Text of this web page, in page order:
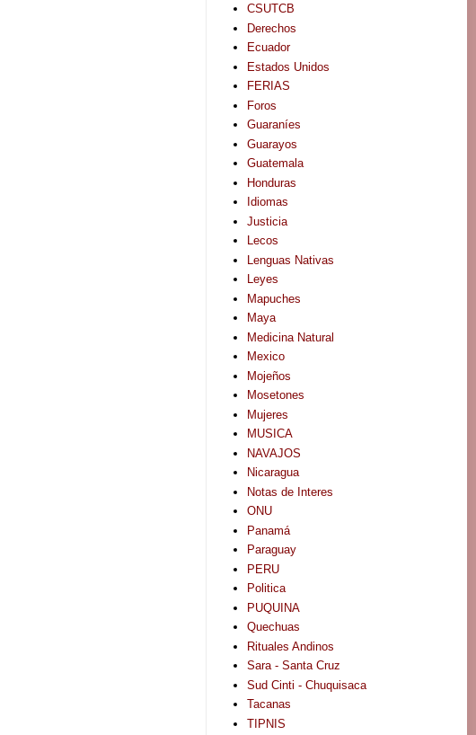
CSUTCB
Derechos
Ecuador
Estados Unidos
FERIAS
Foros
Guaraníes
Guarayos
Guatemala
Honduras
Idiomas
Justicia
Lecos
Lenguas Nativas
Leyes
Mapuches
Maya
Medicina Natural
Mexico
Mojeños
Mosetones
Mujeres
MUSICA
NAVAJOS
Nicaragua
Notas de Interes
ONU
Panamá
Paraguay
PERU
Politica
PUQUINA
Quechuas
Rituales Andinos
Sara - Santa Cruz
Sud Cinti - Chuquisaca
Tacanas
TIPNIS